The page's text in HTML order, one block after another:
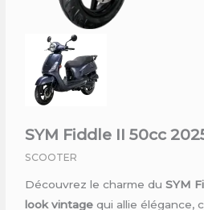
SYM Fiddle II 50cc
SCOOTER
Découvrez le charme duSYM
look vintage qui allie élégance,